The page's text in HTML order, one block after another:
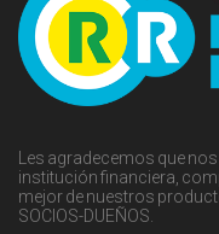
Les agradecemos que
institución financiera,
mejor de nuestros
SOCIOS-DUEÑOS.